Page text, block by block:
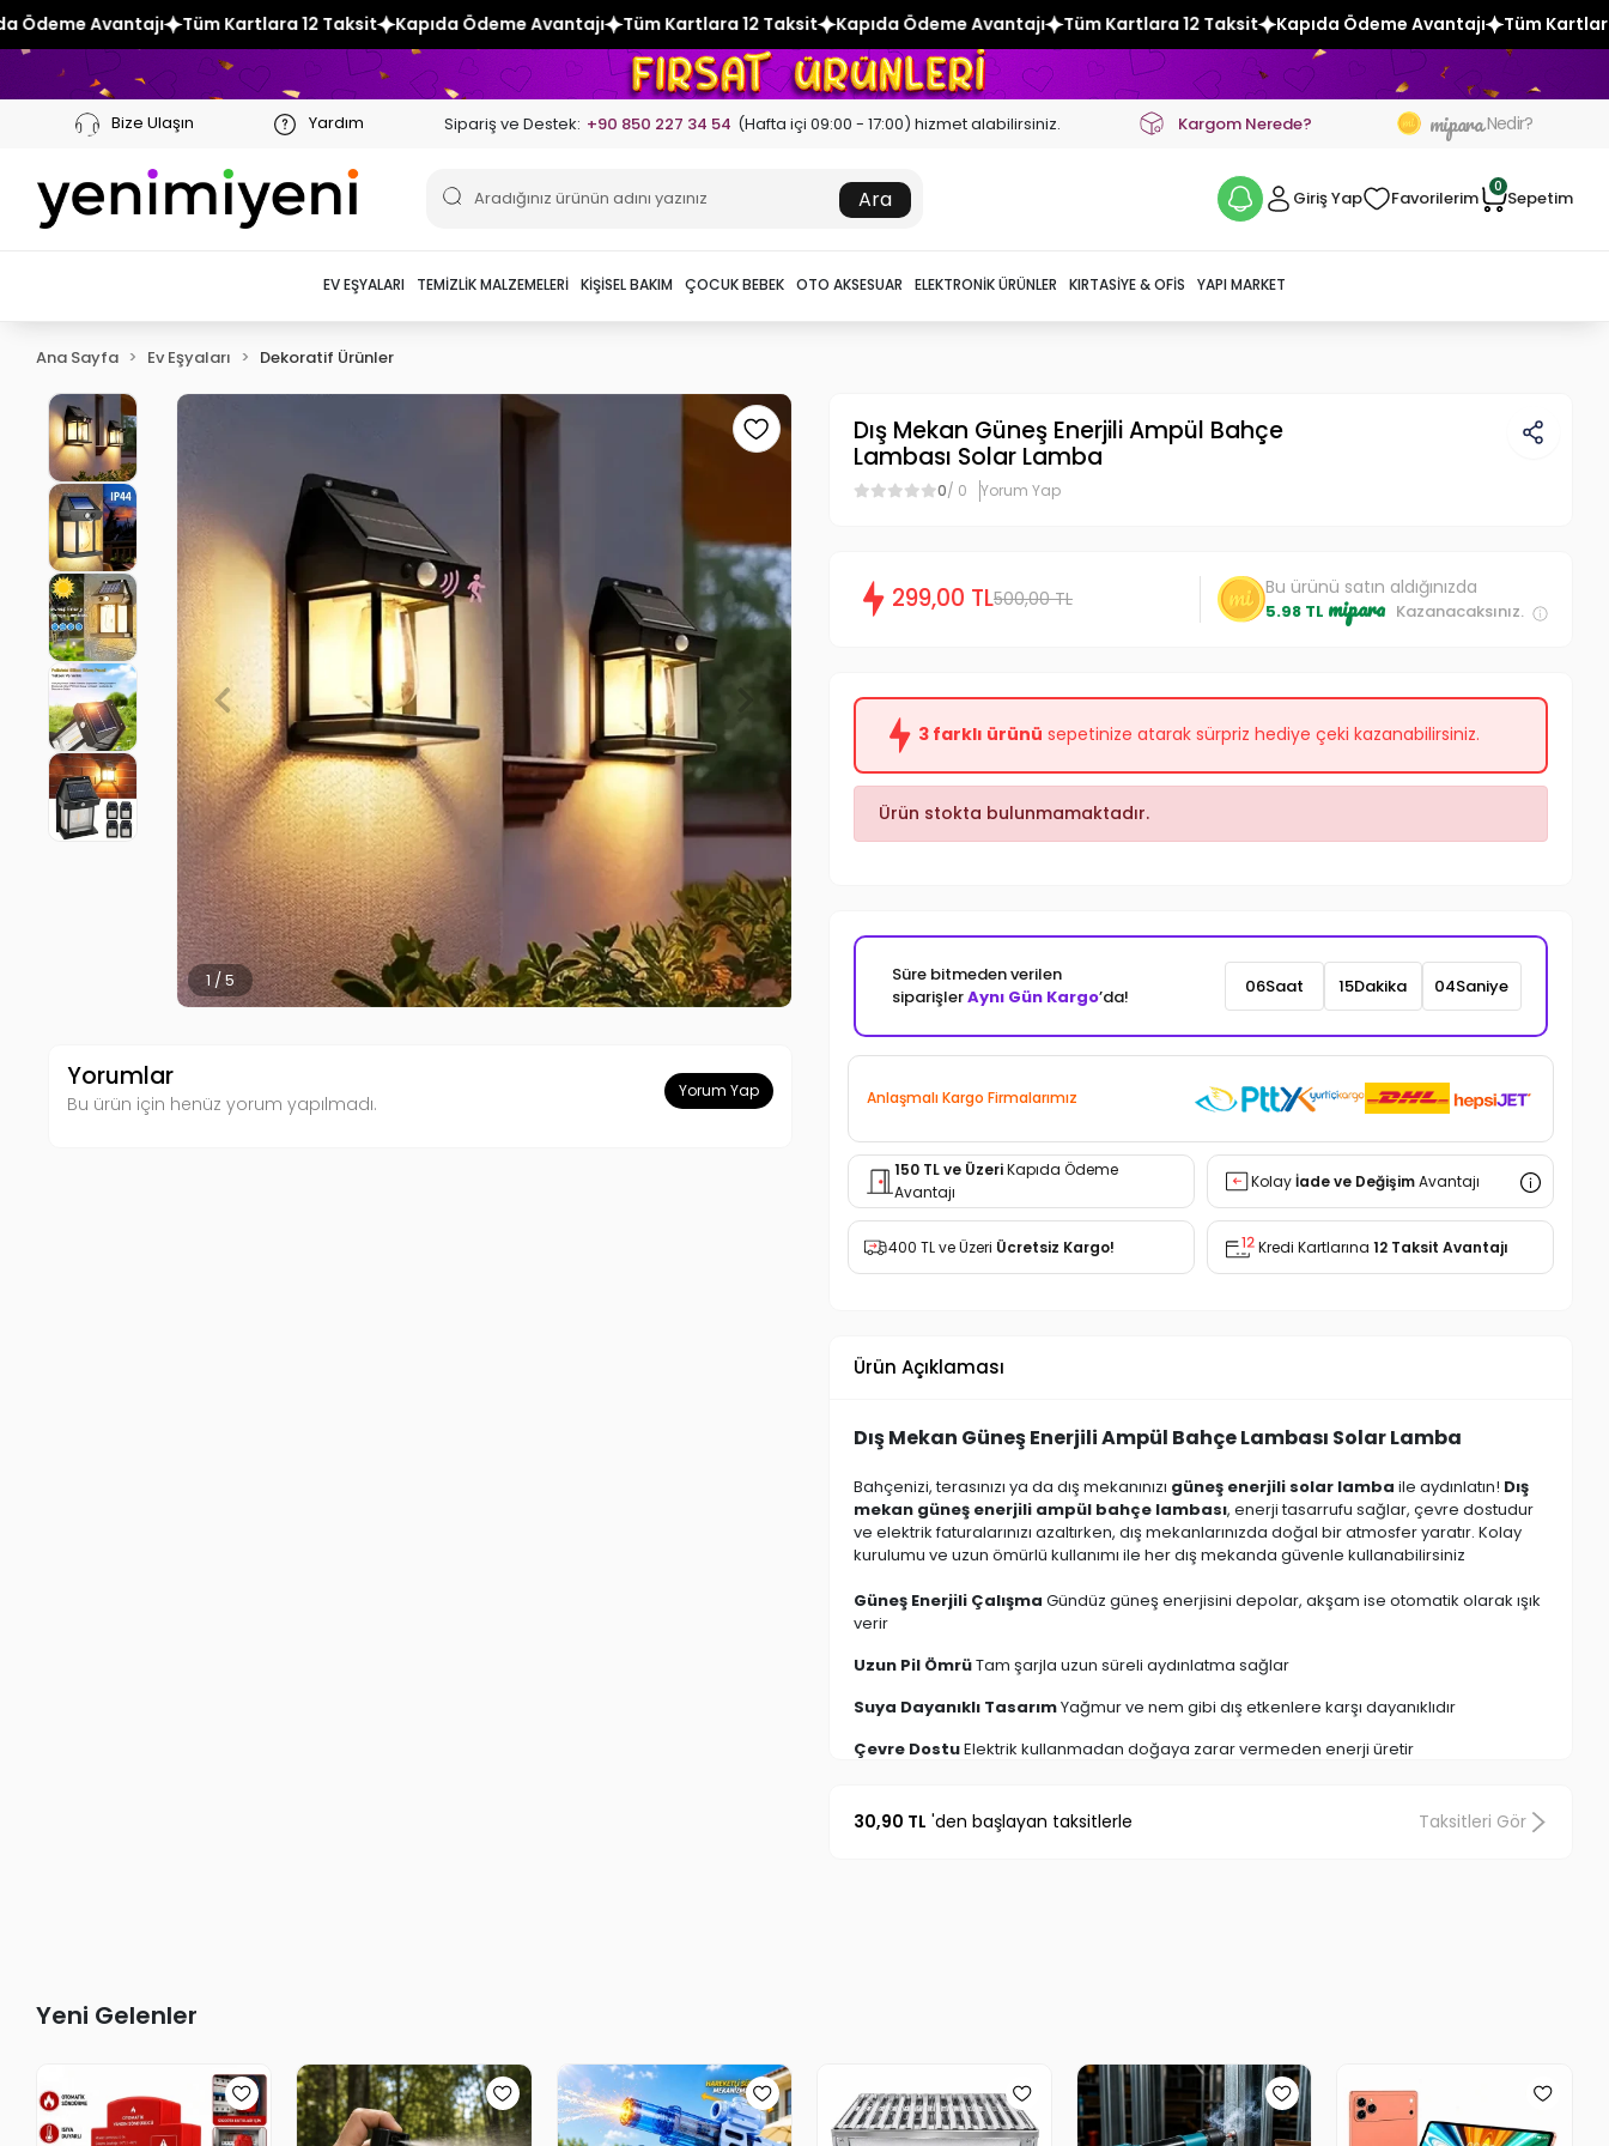
Tüm Kartlara 12 Taksit Kapıda Ödeme Avantajı Tüm Kartlara 12 Taksit Kapıda Ödeme Avantajı Tüm Kartlara 12 Taksit Kapıda Ödeme Avantajı Tüm Kartlara 12 Taksit Kapıda
Bize Ulaşın Yardım Sipariş ve Destek: +90 850 227 34 54 (Hafta içi 09:00 - 17:00) hizmet alabilirsiniz. Kargom Nerede? mipara Nedir?
Ara Giriş Yap Favorilerim
0
Sepetim
EV EŞYALARI TEMIZLIK MALZEMELERI KIŞISEL BAKIM ÇOCUK BEBEK OTO AKSESUAR ELEKTRONIK ÜRÜNLER KIRTASIYE & OFIS YAPI MARKET
Ana Sayfa Ev Eşyaları Dekoratif Ürünler
2 / 5
Yorumlar
Bu ürün için henüz yorum yapılmadı.
Yorum Yap
Dış Mekan Güneş Enerjili Ampül Bahçe
Lambası Solar Lamba
0/ 0 Yorum Yap
299,00 TL500,00 TL Bu ürünü satın aldığınızda
5.98 TL mipara Kazanacaksınız.
3 farklı ürünü sepetinize atarak sürpriz hediye çeki kazanabilirsiniz.
Ürün stokta bulunmamaktadır.
Süre bitmeden verilen
siparişlerAynı Gün Kargo’da! 06Saat 15Dakika 02Saniye
Anlaşmalı Kargo Firmalarımız
150 TL ve ÜzeriKapıda Ödeme
Avantajı
Kolayİade ve DeğişimAvantajı
400 TL ve Üzeri Ücretsiz Kargo! Kredi Kartlarına 12 Taksit Avantajı
Ürün Açıklaması
Dış Mekan Güneş Enerjili Ampül Bahçe Lambası Solar Lamba
Bahçenizi, terasınızı ya da dış mekanınızı güneş enerjili solar lamba ile aydınlatın! Dış
mekan güneş enerjili ampül bahçe lambası, enerji tasarrufu sağlar, çevre dostudur
ve elektrik faturalarınızı azaltırken, dış mekanlarınızda doğal bir atmosfer yaratır. Kolay
kurulumu ve uzun ömürlü kullanımı ile her dış mekanda güvenle kullanabilirsiniz
Güneş Enerjili Çalışma Gündüz güneş enerjisini depolar, akşam ise otomatik olarak ışık
verir
Uzun Pil ÖmrüTam şarjla uzun süreli aydınlatma sağlar
Suya Dayanıklı TasarımYağmur ve nem gibi dış etkenlere karşı dayanıklıdır
Çevre DostuElektrik kullanmadan doğaya zarar vermeden enerji üretir
Şık TasarımBahçe, teras, balkon, veranda gibi alanlara modern bir hava katar
30,90 TL 'den başlayan taksitlerle Taksitleri Gör
Yeni Gelenler